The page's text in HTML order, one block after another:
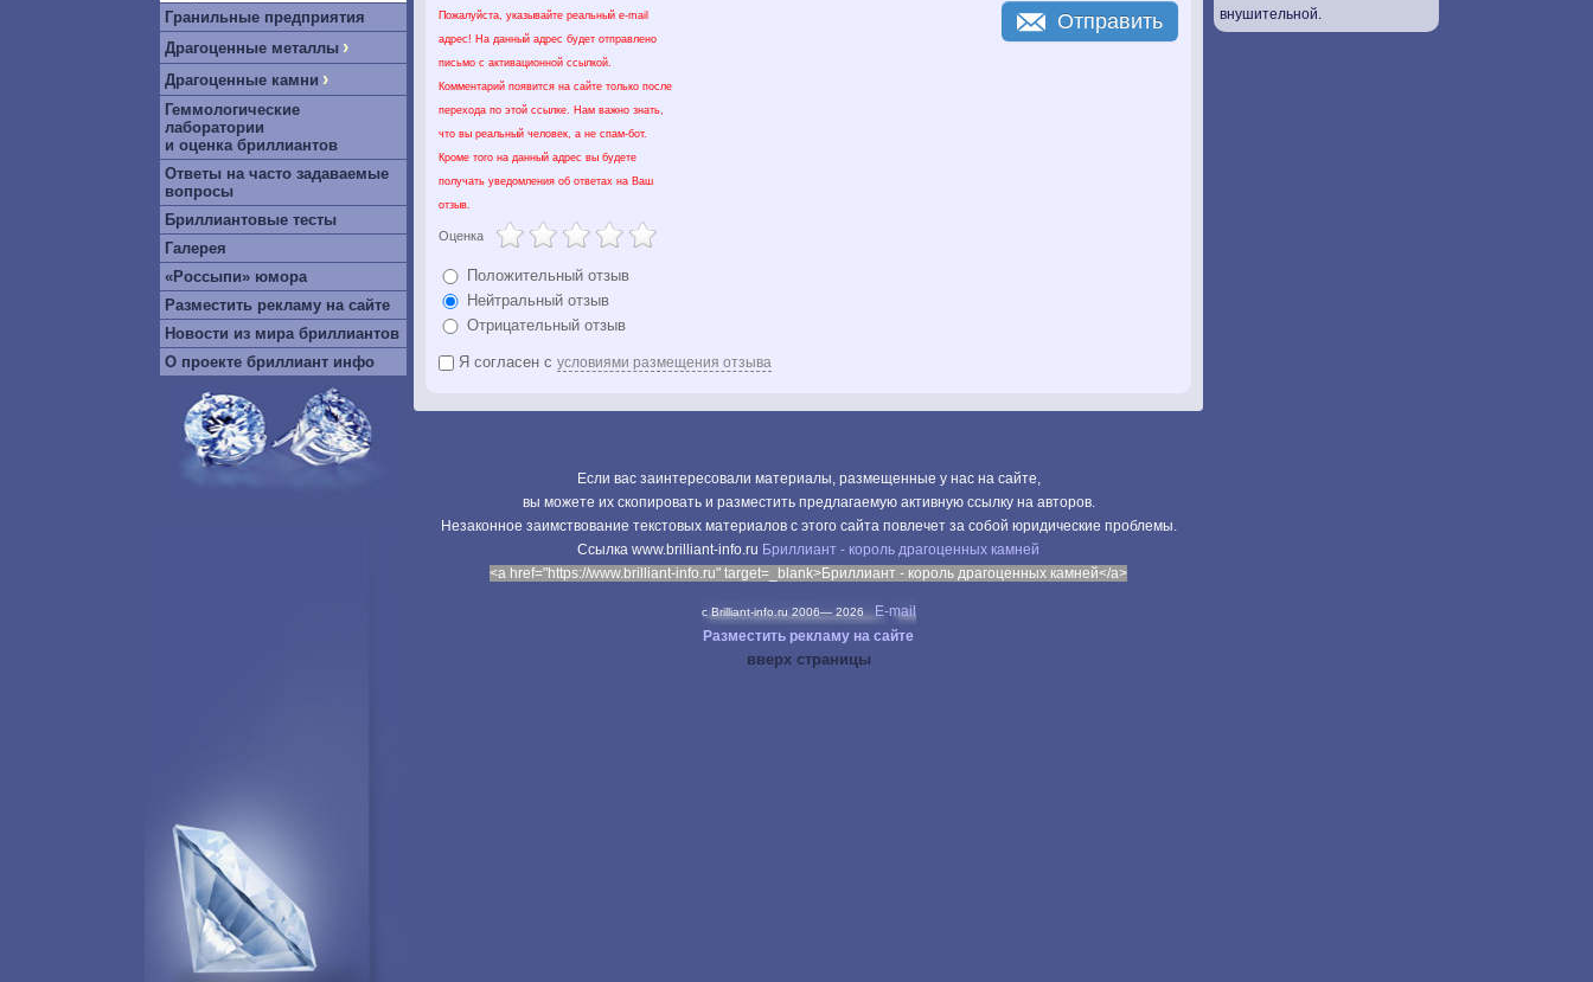
Гранильные предприятия
Драгоценные металлы ›
Драгоценные камни ›
Геммологические
лаборатории
и оценка бриллиантов
Ответы на часто задаваемые
вопросы
Бриллиантовые тесты
Галерея
«Россыпи» юмора
Разместить рекламу на сайте
Новости из мира бриллиантов
О проекте бриллиант инфо
Пожалуйста, указывайте реальный e-mail
адрес! На данный адрес будет отправлено
письмо с активационной ссылкой.
Комментарий появится на сайте только после
перехода по этой ссылке. Нам важно знать,
что вы реальный человек, а не спам-бот.
Кроме того на данный адрес вы будете
получать уведомления об ответах на Ваш
отзыв.
Оценка
Положительный отзыв
Нейтральный отзыв
Отрицательный отзыв
Я согласен с условиями размещения отзыва
Отправить
Если вас заинтересовали материалы, размещенные у нас на сайте,
вы можете их скопировать и разместить предлагаемую активную ссылку на авторов.
Незаконное заимствование текстовых материалов с этого сайта повлечет за собой юридические проблемы.
Cсылка www.brilliant-info.ru Бриллиант - король драгоценных камней
<a href="https://www.brilliant-info.ru" target=_blank>Бриллиант - король драгоценных камней</a>
c Brilliant-info.ru 2006— 2026
E-mail
Разместить рекламу на сайте
вверх страницы
внушительной.